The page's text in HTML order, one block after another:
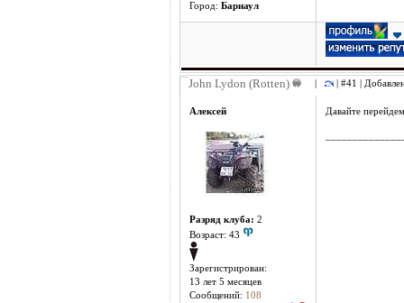
Город: Барнаул
John Lydon (Rotten) | #41 |
Алексей
Разряд клуба: 2
Возраст: 43
Зарегистрирован:
13 лет 5 месяцев
Сообщений: 108
Давайте